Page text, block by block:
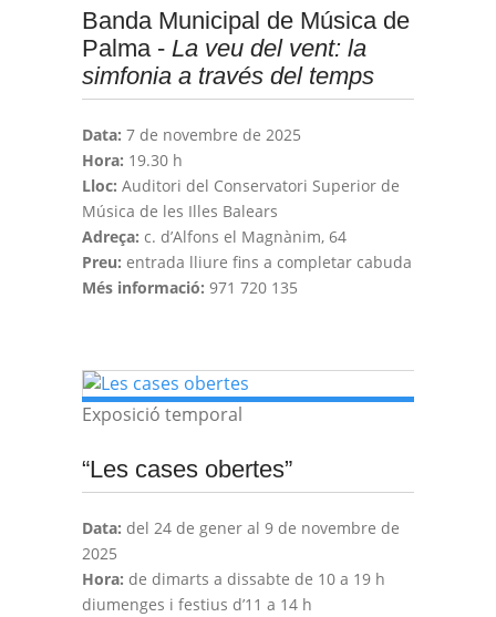
Banda Municipal de Música de
Palma - La veu del vent: la
simfonia a través del temps
Data: 7 de novembre de 2025
Hora: 19.30 h
Lloc: Auditori del Conservatori Superior de
Música de les Illes Balears
Adreça: c. d’Alfons el Magnànim, 64
Preu: entrada lliure fins a completar cabuda
Més informació: 971 720 135
Exposició temporal
“Les cases obertes”
Data: del 24 de gener al 9 de novembre de
2025
Hora: de dimarts a dissabte de 10 a 19 h
diumenges i festius d’11 a 14 h